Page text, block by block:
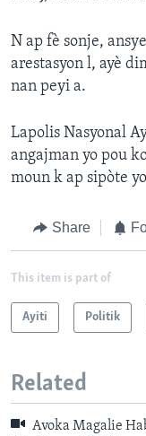
N ap fè sonje,
arestasyon l, ayè
nan peyi a.
Lapolis Nasyonal
angajman yo pou
moun k ap sipòte yo
Share
This item is part of
Ayiti Politik
Related
Avoka Magalie